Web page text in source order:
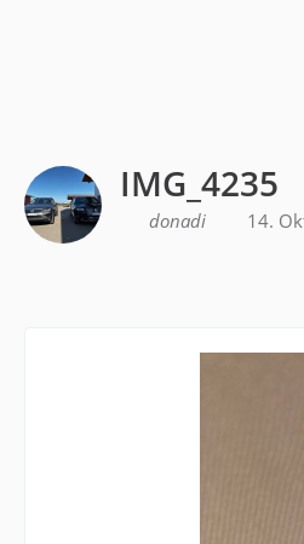
IMG_4235
donadi 14.